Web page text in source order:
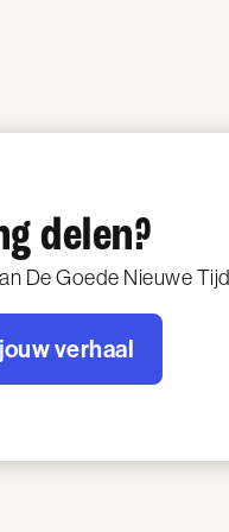
delen?
De Goede Nieuwe
verhaal